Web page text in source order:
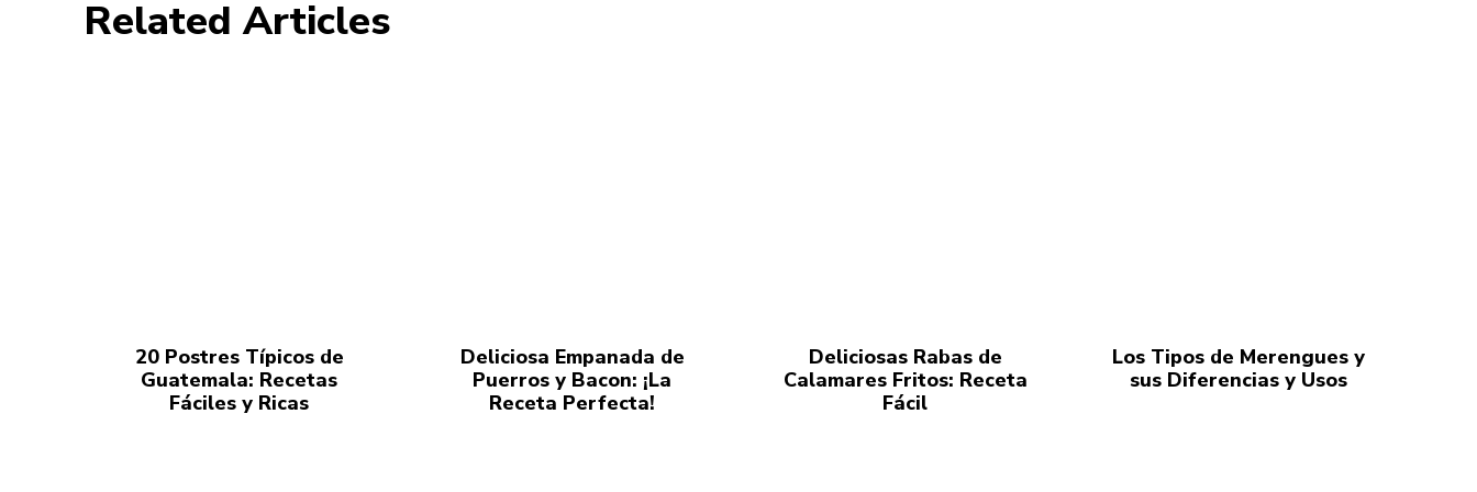
Related Articles
20 Postres Típicos de
Guatemala: Recetas
Fáciles y Ricas
Deliciosa Empanada de
Puerros y Bacon: ¡La
Receta Perfecta!
Deliciosas Rabas de
Calamares Fritos: Receta
Fácil
Los Tipos de Merengues y
sus Diferencias y Usos